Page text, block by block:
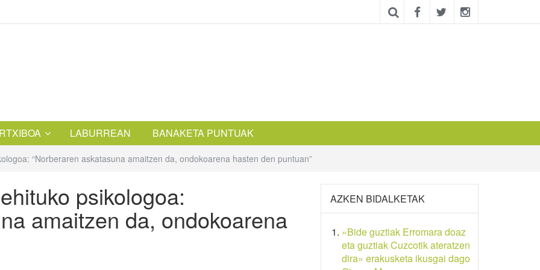
LABURREAN BANAKETA PUNTUAK
“Norberaren askatasuna amaitzen da, ondokoarena hasten den puntuan”
psikologoa:
amaitzen da, ondokoarena
AZKEN BIDALKETAK
«Bide guztiak Erromara doaz
eta guztiak Cuzcotik ateratzen
dira» erakusketa ikusgai dago